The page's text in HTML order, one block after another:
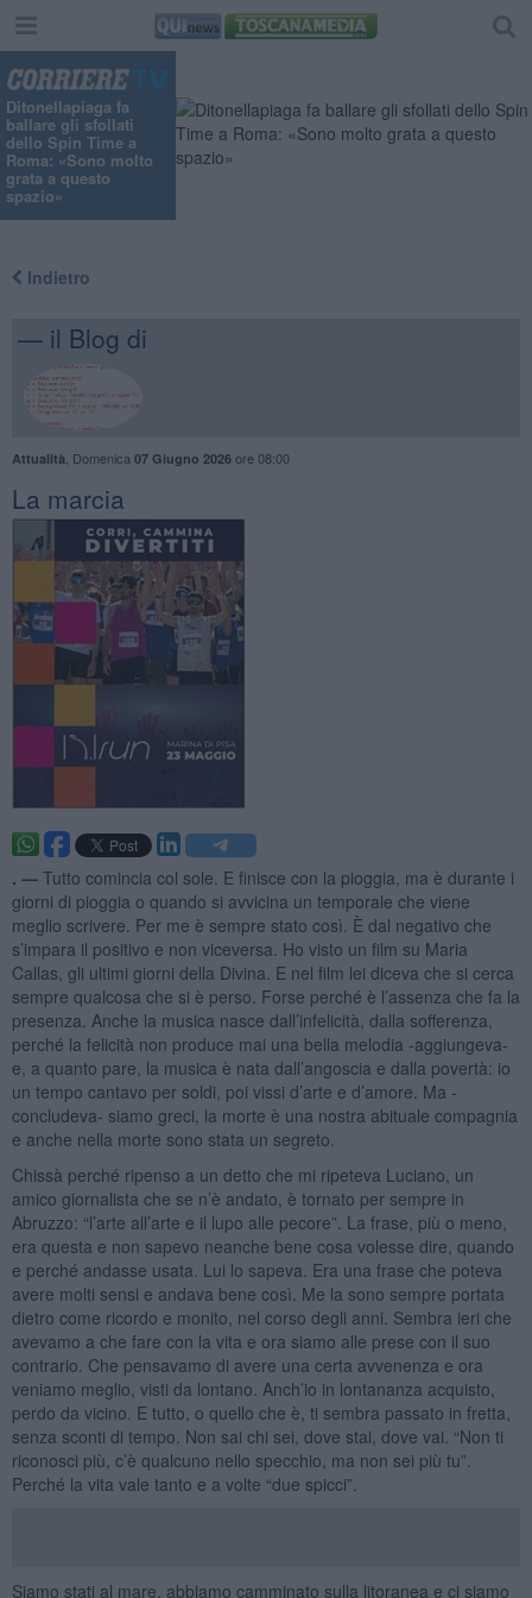
Ditonellapiaga fa
ballare gli sfollati
dello Spin Time a
Roma: «Sono molto
grata a questo
spazio»
Indietro
— il Blog di
Attualità Domenica 07 Giugno 2026ore 08:00
La marcia
. — Tutto comincia col sole. E finisce con la pioggia, ma è durante i
giorni di pioggia o quando si avvicina un temporale che viene
meglio scrivere. Per me è sempre stato così. È dal negativo che
s’impara il positivo e non viceversa. Ho visto un film su Maria
Callas, gli ultimi giorni della Divina. E nel film lei diceva che si cerca
sempre qualcosa che si è perso. Forse perché è l’assenza che fa la
presenza. Anche la musica nasce dall’infelicità, dalla sofferenza,
perché la felicità non produce mai una bella melodia -aggiungeva-
e, a quanto pare, la musica è nata dall’angoscia e dalla povertà: io
un tempo cantavo per soldi, poi vissi d’arte e d’amore. Ma -
concludeva- siamo greci, la morte è una nostra abituale compagnia
e anche nella morte sono stata un segreto.
Chissà perché ripenso a un detto che mi ripeteva Luciano, un
amico giornalista che se n’è andato, è tornato per sempre in
Abruzzo: “l’arte all’arte e il lupo alle pecore”. La frase, più o meno,
era questa e non sapevo neanche bene cosa volesse dire, quando
e perché andasse usata. Lui lo sapeva. Era una frase che poteva
avere molti sensi e andava bene così. Me la sono sempre portata
dietro come ricordo e monito, nel corso degli anni. Sembra ieri che
avevamo a che fare con la vita e ora siamo alle prese con il suo
contrario. Che pensavamo di avere una certa avvenenza e ora
veniamo meglio, visti da lontano. Anch’io in lontananza acquisto,
perdo da vicino. E tutto, o quello che è, ti sembra passato in fretta,
senza sconti di tempo. Non sai chi sei, dove stai, dove vai. “Non ti
riconosci più, c’è qualcuno nello specchio, ma non sei più tu”.
Perché la vita vale tanto e a volte “due spicci”.
Siamo stati al mare, abbiamo camminato sulla litoranea e ci siamo